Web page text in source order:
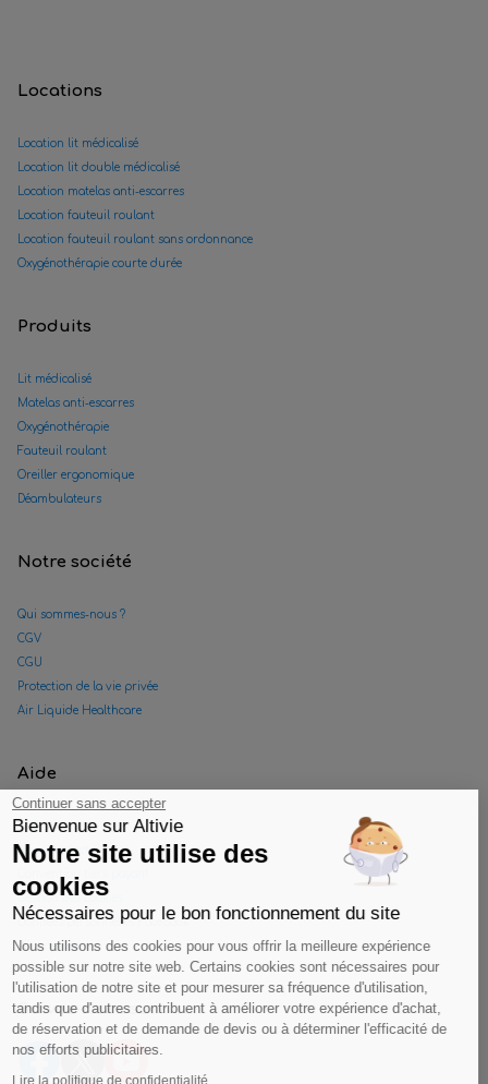
Locations
Location lit médicalisé
Location lit double médicalisé
Location matelas anti-escarres
Location fauteuil roulant
Location fauteuil roulant sans ordonnance
Oxygénothérapie courte durée
Produits
Lit médicalisé
Matelas anti-escarres
Oxygénothérapie
Fauteuil roulant
Oreiller ergonomique
Déambulateurs
Notre société
Qui sommes-nous ?
CGV
CGU
Protection de la vie privée
Air Liquide Healthcare
Aide
FAQ
Nous contacter
Gestion des cookies
Données personnelles Facebook
Plan de site
Suivez-nous sur
Continuer sans accepter
Bienvenue sur Altivie
Notre site utilise des
cookies
Nécessaires pour le bon fonctionnement du site
Nous utilisons des cookies pour vous offrir la meilleure expérience
possible sur notre site web. Certains cookies sont nécessaires pour
l'utilisation de notre site et pour mesurer sa fréquence d'utilisation,
tandis que d'autres contribuent à améliorer votre expérience d'achat,
de réservation et de demande de devis ou à déterminer l'efficacité de
nos efforts publicitaires.
Lire la politique de confidentialité